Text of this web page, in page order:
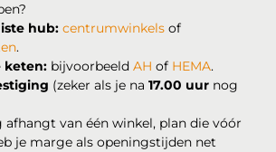
hub: centrumwinkels of
.
keten: bijvoorbeeldAH of HEMA.
(zeker als je na17.00 uur nog
afhangt van één winkel, plan die vóór
je marge als openingstijden net